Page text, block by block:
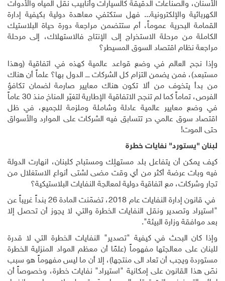
الأسنان، والصناعات الدقيقة كالسيارات وأنابيب نقل المياه والأدوات
الكهربائية والإلكترونية... فهل ستكتفي معاهدة دولية بكيفية إدارة
القمامة البحرية عموماً، أم ستتضمن مراجعة دورة حياة البلاستيك
الكاملة من مرحلة الاستخراج إلى الإنتاج فالاستهلاك، إلى مرحلة
مراجعة نظام اقتصاد السوق المسيطر؟
وإذا نجح العالم في وضع قواعد عالمية كهذه في اتفاقية (وهذا
مستبعد)، فمن يضمن التزام كل الشركات ــــ الدول بها؟ علماً أن هناك
من بدأ يتخوف من ألا تكون هناك معايير صارمة لضمان تكافؤ
الفرص، تماماً كما لم تنجح الاتفاقية الإطارية لتغيّر المناخ منذ 30 عاماً
في وضع معايير عالمية عادلة وشاملة وملزمة للجميع، في ظل
اقتصاد سوق عالمي حر تتسابق فيه الشركات على الموارد والأسواق
حتى الموت!
لبنان "يستورد" نفايات خطرة
كيف يمكن أن يتفاعل بلد مستهلِك ومستباح كلبنان، انهارت الدولة
فيه وبات عرضة أكثر من أي وقت مضى لشتى أنواع الاستغلال من
تجار وشركات، مع اتفاقية دولية لمعالجة النفايات البلاستيكية؟
في قانون إدارة النفايات عام 2018، تضمّنت المادة 26 بنداً غريباً عن
"استيراد وتصدير ونقل النفايات الخطرة والتي لا يجوز أن تحصل إلا
بعد موافقة وزارة البيئة".
وإذا كان البحث في كيفية "تصدير" النفايات الخطرة التي لا قدرة
للبنان على معالجتها مفهوماً (علمًا أن معظم المواد المنزلية الخطرة
مستوردة ويجب أن تعاد الى منتجها)، إلا أن ما ليس مفهوماً هو سبب
نصّ هذا القانون على إمكانية "استيراد" نفايات خطرة، وخصوصاً أن